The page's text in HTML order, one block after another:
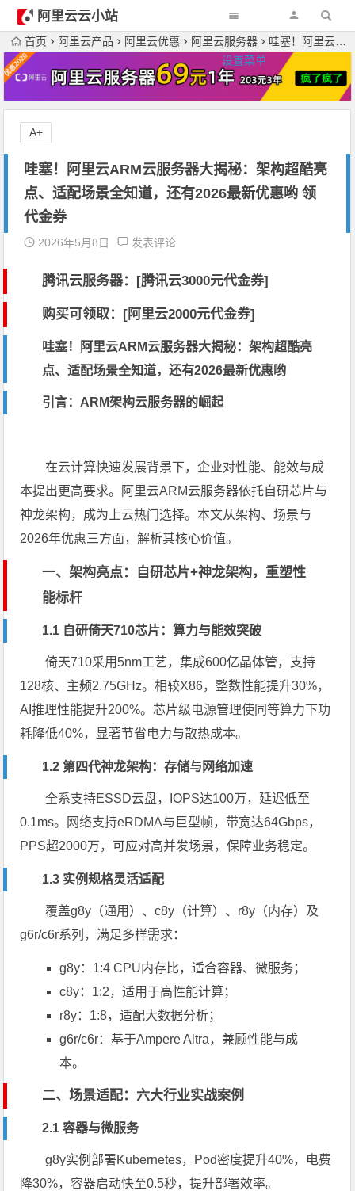
阿里云云小站
设置菜单
首页 阿里云产品 阿里云优惠 阿里云服务器 哇塞！阿里云ARM云服务器大揭秘：架构超酷亮点、适配场景全知道，还有2026最新优惠哟 领代金券
哇塞！阿里云ARM云服务器大揭秘：架构超酷亮
点、适配场景全知道，还有2026最新优惠哟 领
代金券
2026年5月8日 发表评论
腾讯云服务器：[腾讯云3000元代金券]
购买可领取：[阿里云2000元代金券]
哇塞！阿里云ARM云服务器大揭秘：架构超酷亮
点、适配场景全知道，还有2026最新优惠哟
引言：ARM架构云服务器的崛起
在云计算快速发展背景下，企业对性能、能效与成
本提出更高要求。阿里云ARM云服务器依托自研芯片与
神龙架构，成为上云热门选择。本文从架构、场景与
2026年优惠三方面，解析其核心价值。
一、架构亮点：自研芯片+神龙架构，重塑性
能标杆
1.1 自研倚天710芯片：算力与能效突破
倚天710采用5nm工艺，集成600亿晶体管，支持
128核、主频2.75GHz。相较X86，整数性能提升30%，
AI推理性能提升200%。芯片级电源管理使同等算力下功
耗降低40%，显著节省电力与散热成本。
1.2 第四代神龙架构：存储与网络加速
全系支持ESSD云盘，IOPS达100万，延迟低至
0.1ms。网络支持eRDMA与巨型帧，带宽达64Gbps，
PPS超2000万，可应对高并发场景，保障业务稳定。
1.3 实例规格灵活适配
覆盖g8y（通用）、c8y（计算）、r8y（内存）及
g6r/c6r系列，满足多样需求：
g8y：1:4 CPU内存比，适合容器、微服务；
c8y：1:2，适用于高性能计算；
r8y：1:8，适配大数据分析；
g6r/c6r：基于Ampere Altra，兼顾性能与成
本。
二、场景适配：六大行业实战案例
2.1 容器与微服务
g8y实例部署Kubernetes，Pod密度提升40%，电费
降30%，容器启动快至0.5秒，提升部署效率。
A+